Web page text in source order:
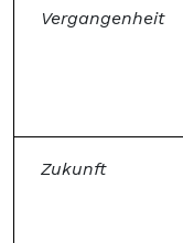
Vergangenheit
Zukunft